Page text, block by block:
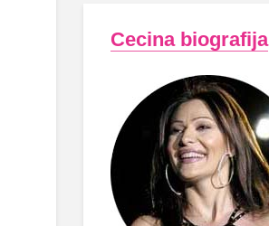
Cecina biografija